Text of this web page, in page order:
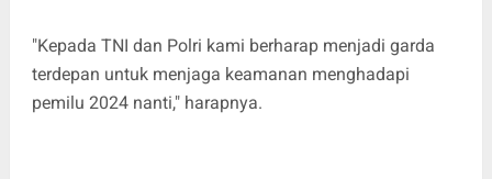
"Kepada TNI dan Polri kami berharap menjadi garda
terdepan untuk menjaga keamanan menghadapi
pemilu 2024 nanti," harapnya.